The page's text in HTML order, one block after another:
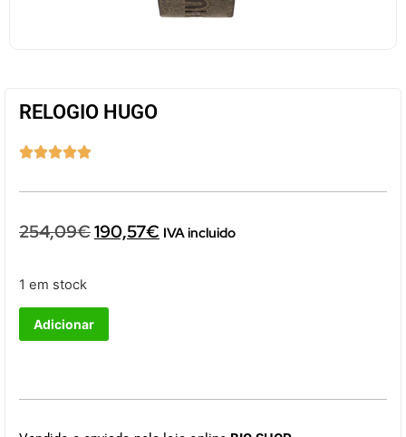
RELOGIO HUGO

254,09€190,57€ IVA incluido
1 em stock
Adicionar